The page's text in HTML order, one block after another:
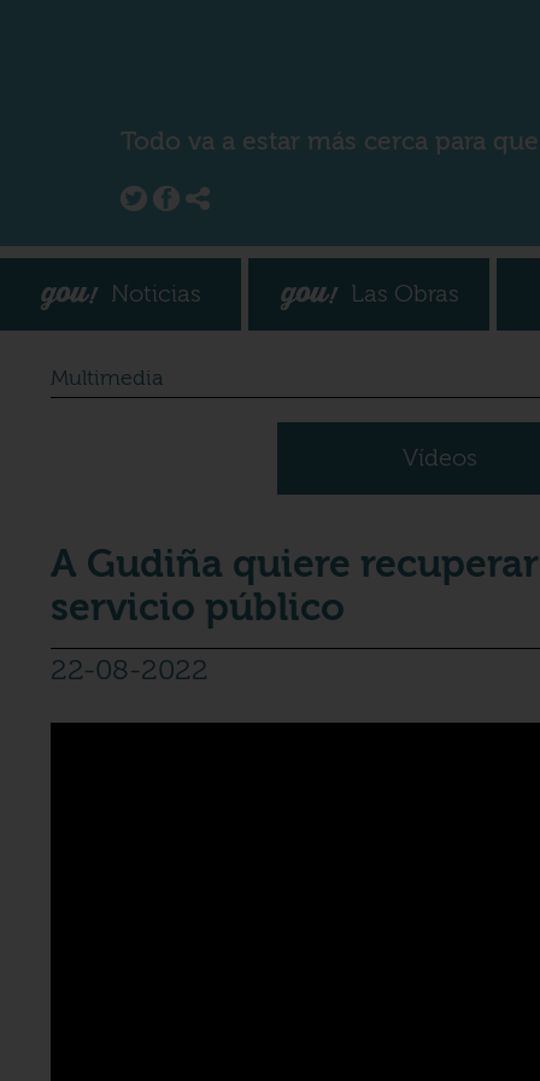
Todo va a estar más cerca para
Noticias Las Obras
Multimedia
Vídeos
A Gudiña quiere
servicio público
22-08-2022